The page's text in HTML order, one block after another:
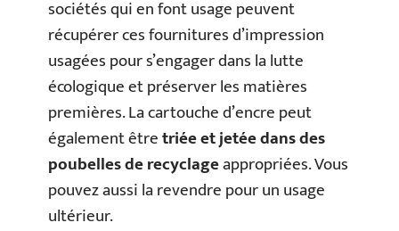
sociétés qui en font usage peuvent
récupérer ces fournitures d’impression
usagées pour s’engager dans la lutte
écologique et préserver les matières
premières. La cartouche d’encre peut
également êtretriée et jetée dans des
poubelles de recyclageappropriées. Vous
pouvez aussi la revendre pour un usage
ultérieur.